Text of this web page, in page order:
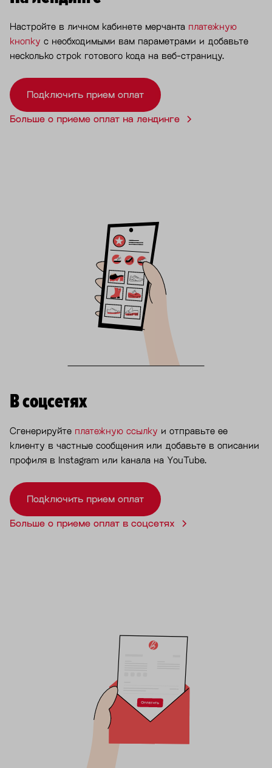
Настройте в личном кабинете мерчанта платежную
кнопку с необходимыми вам параметрами и добавьте
несколько строк готового кода на веб-страницу.
Подключить прием оплат
Больше о приеме оплат на лендинге
В соцсетях
Сгенерируйте платежную ссылку и отправьте ее
клиенту в частные сообщения или добавьте в описании
профиля в Instagram или канала на YouTube.
Подключить прием оплат
Больше о приеме оплат в соцсетях